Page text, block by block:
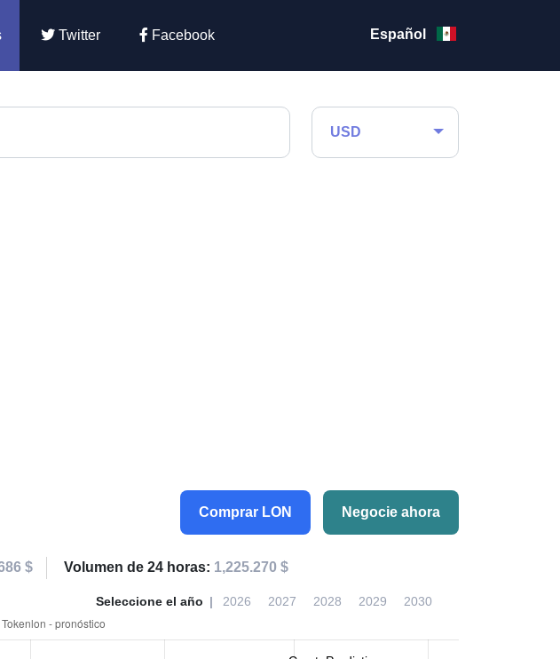
Twitter Facebook Español
USD
Comprar LON Negocie ahora
$ Volumen de 24 horas: 1,225.270 $
Seleccione el año 2026 2027 2028 2029 2030